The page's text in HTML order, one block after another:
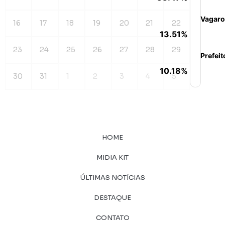
16 17 18 19 20 21 22
23 24 25 26 27 28 29
30 31 1 2 3 4 5
13.51%
10.18%
HOME
MIDIA KIT
ÚLTIMAS NOTÍCIAS
DESTAQUE
CONTATO